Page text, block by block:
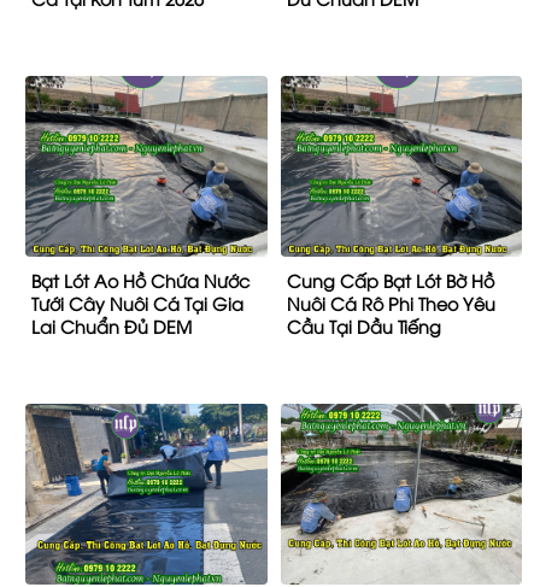
Bạt Lót Ao Hồ Chứa Nước
Tưới Cây Nuôi Cá Tại Gia
Lai Chuẩn Đủ DEM
Cung Cấp Bạt Lót Bờ Hồ
Nuôi Cá Rô Phi Theo Yêu
Cầu Tại Dầu Tiếng